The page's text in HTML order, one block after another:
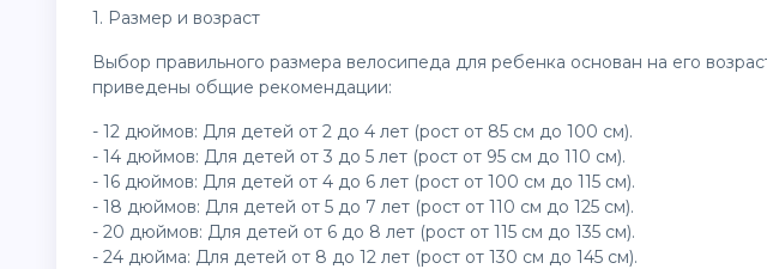
1. Размер и возраст
Выбор правильного размера велосипеда для ребенка основан на его
приведены общие рекомендации:
- 12 дюймов: Для детей от 2 до 4 лет (рост от 85 см до 100 см).
- 14 дюймов: Для детей от 3 до 5 лет (рост от 95 см до 110 см).
- 16 дюймов: Для детей от 4 до 6 лет (рост от 100 см до 115 см).
- 18 дюймов: Для детей от 5 до 7 лет (рост от 110 см до 125 см).
- 20 дюймов: Для детей от 6 до 8 лет (рост от 115 см до 135 см).
- 24 дюйма: Для детей от 8 до 12 лет (рост от 130 см до 145 см).